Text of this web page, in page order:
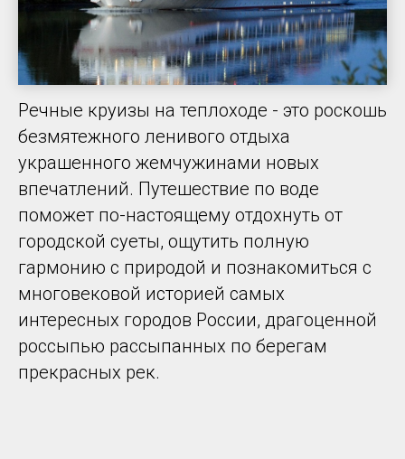
Речные круизы на теплоходе - это роскошь
безмятежного ленивого отдыха
украшенного жемчужинами новых
впечатлений. Путешествие по воде
поможет по-настоящему отдохнуть от
городской суеты, ощутить полную
гармонию с природой и познакомиться с
многовековой историей самых
интересных городов России, драгоценной
россыпью рассыпанных по берегам
прекрасных рек.